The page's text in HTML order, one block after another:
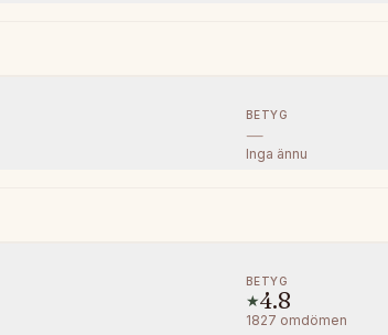
BETYG
—
Inga ännu
BETYG
★4.8
1827 omdömen